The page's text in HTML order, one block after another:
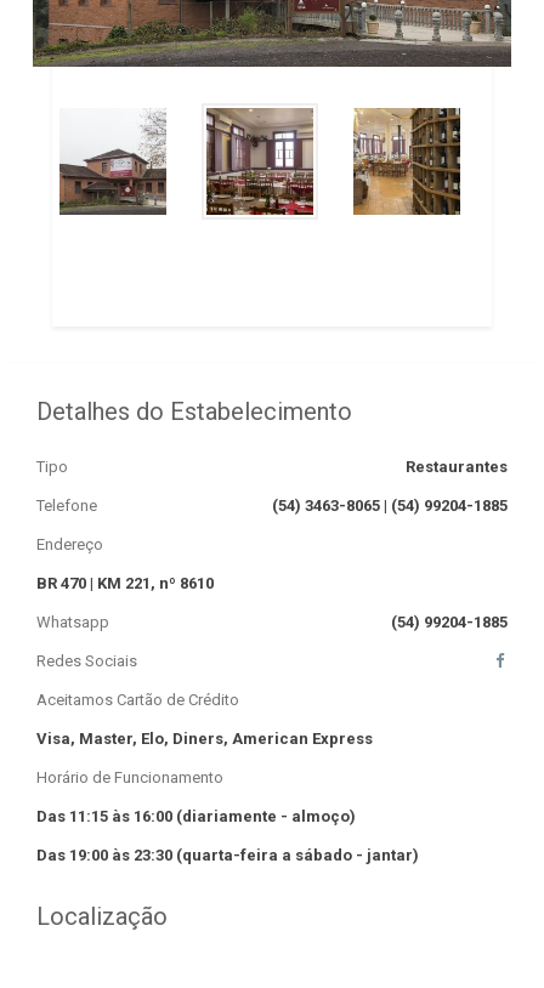
Detalhes do Estabelecimento
Tipo Restaurantes
Telefone (54) 3463-8065 | (54) 99204-1885
Endereço
BR 470 | KM 221, nº 8610
Whatsapp (54) 99204-1885
Redes Sociais
Aceitamos Cartão de Crédito
Visa, Master, Elo, Diners, American Express
Horário de Funcionamento
Das 11:15 às 16:00 (diariamente - almoço)
Das 19:00 às 23:30 (quarta-feira a sábado - jantar)
Localização